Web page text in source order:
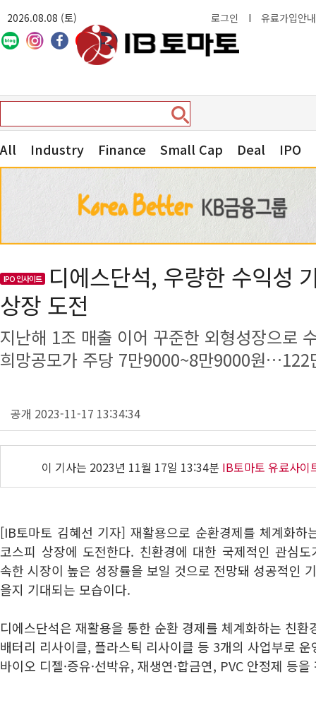
2026.08.08 (토) 로그인 I 유료가입안내
All Industry Finance Small Cap Deal IPO
IPO 인사이트
디에스단석, 우량한 수익성
상장 도전
지난해 1조 매출 이어 꾸준한 외형성장으로
희망공모가 주당 7만9000~8만9000원…122
공개 2023-11-17 13:34:34
이 기사는 2023년 11월 17일 13:34분 IB토마토 유료사이
[IB토마토 김혜선 기자] 재활용으로 순환경제를 체계화하
코스피 상장에 도전한다. 친환경에 대한 국제적인 관심
속한 시장이 높은 성장률을 보일 것으로 전망돼 성공적인
을지 기대되는 모습이다.
디에스단석은 재활용을 통한 순환 경제를 체계화하는 친
배터리 리사이클, 플라스틱 리사이클 등 3개의 사업부로
바이오 디젤·증유·선박유, 재생연·합금연, PVC 안정제 등